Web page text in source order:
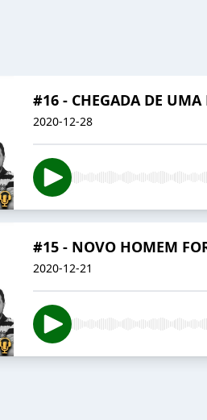
#16 - CHEGADA DE UMA
2020-12-28
#15 - NOVO HOMEM
2020-12-21